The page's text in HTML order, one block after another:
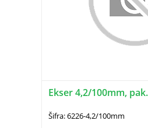
Ekser 4,2/100mm,
Šifra: 6226-4,2/100mm